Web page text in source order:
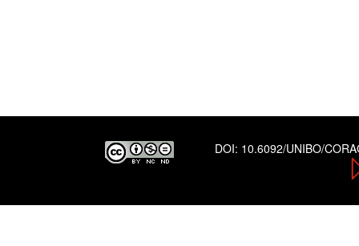
DOI: 10.6092/UNIBO/